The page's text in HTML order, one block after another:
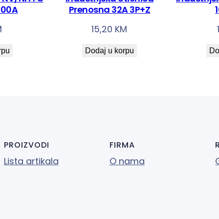
Prenosna 32A 3P+Z
15,20 KM
Dodaj u korpu
PROIZVODI
Lista artikala
FIRMA
O nama